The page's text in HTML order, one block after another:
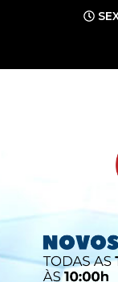
conteúdo